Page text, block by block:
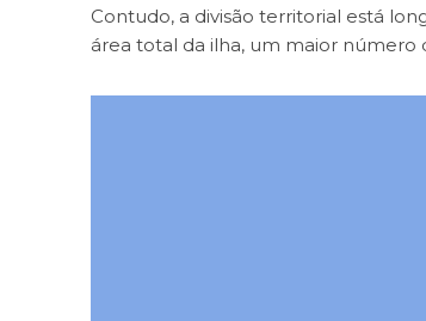
Contudo, a divisão territorial está
área total da ilha, um maior